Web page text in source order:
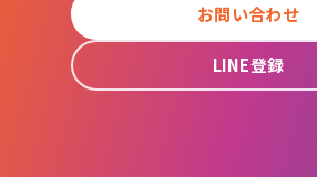
お問い合わせ
LINE登録